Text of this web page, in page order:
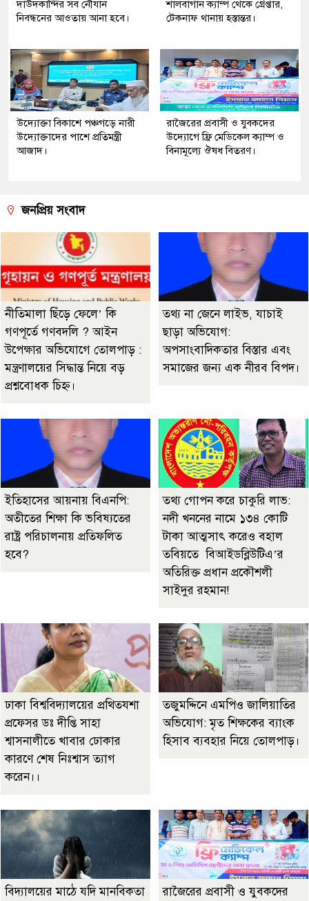
দাউদকান্দির সব নৌযান
নিবন্ধনের আওতায় আনা হবে।
শালবাগান ক্যাম্প থেকে গ্রেপ্তার,
টেকনাফ থানায় হস্তান্তর।
উদ্যোক্তা বিকাশে পঞ্চগড়ে নারী
উদ্যোক্তাদের পাশে প্রতিমন্ত্রী
আজাদ।
রাজৈরের‌ প্রবাসী ও যুবকদের
উদ্যোগে ফ্রি মেডিকেল ক্যাম্প ও
বিনামূল্যে ঔষধ বিতরণ।
জনপ্রিয় সংবাদ
নীতিমালা ছিঁড়ে ফেলে’ কি
গণপূর্তে গণবদলি ? আইন
উপেক্ষার অভিযোগে তোলপাড় :
মন্ত্রণালয়ের সিদ্ধান্ত নিয়ে বড়
প্রশ্নবোধক চিহ্ন।
তথ্য না জেনে লাইভ, যাচাই
ছাড়া অভিযোগ:
অপসাংবাদিকতার বিস্তার এবং
সমাজের জন্য এক নীরব বিপদ।
ইতিহাসের আয়নায় বিএনপি:
অতীতের শিক্ষা কি ভবিষ্যতের
রাষ্ট্র পরিচালনায় প্রতিফলিত
হবে?
তথ্য গোপন করে চাকুরি লাভ:
নদী খননের নামে ১৩৪ কোটি
টাকা আত্মসাৎ করেও বহাল
তবিয়তে বিআইডব্লিউটিএ’র
অতিরিক্ত প্রধান প্রকৌশলী
সাইদুর রহমান!
ঢাকা বিশ্ববিদ্যালয়ের প্রথিতযশা
প্রফেসর ডঃ দীপ্তি সাহা
শ্বাসনালীতে খাবার ঢোকার
কারণে শেষ নিঃশ্বাস ত্যাগ
করেন।।
তজুমদ্দিনে এমপিও জালিয়াতির
অভিযোগ: মৃত শিক্ষকের ব্যাংক
হিসাব ব্যবহার নিয়ে তোলপাড়।
বিদ্যালয়ের মাঠে যদি মানবিকতা
রাজৈরের‌ প্রবাসী ও যুবকদের